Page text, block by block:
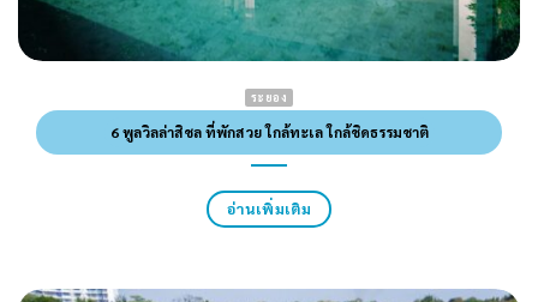
ระยอง
6 พูลวิลล่าสิชล ที่พักสวย ใกล้ทะเล ใกล้ชิดธรรมชาติ
อ่านเพิ่มเติม